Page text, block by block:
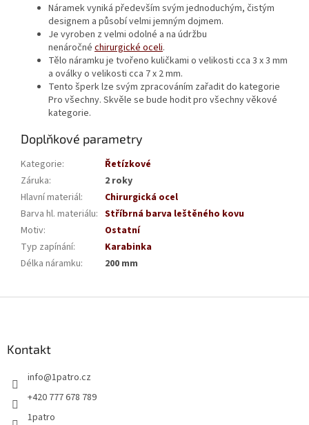
Náramek vyniká především svým jednoduchým, čistým
designem a působí velmi jemným dojmem.
Je vyroben z velmi odolné a na údržbu
nenáročné chirurgické oceli.
Tělo náramku je tvořeno kuličkami o velikosti cca 3 x 3 mm
a oválky o velikosti cca 7 x 2 mm.
Tento šperk lze svým zpracováním zařadit do kategorie
Pro všechny. Skvěle se bude hodit pro všechny věkové
kategorie.
Doplňkové parametry
Kategorie:
Řetízkové
Záruka:
2 roky
Hlavní materiál:
Chirurgická ocel
Barva hl. materiálu: Stříbrná barva leštěného kovu
Motiv:
Ostatní
Typ zapínání:
Karabinka
Délka náramku: 200 mm
Kontakt
info@1patro.cz
+420 777 678 789
1patro